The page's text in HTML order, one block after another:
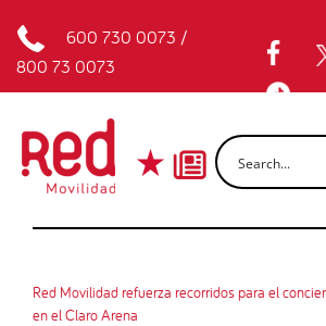
600 730 0073 /
800 73 0073
Red Movilidad refuerza recorridos para el
en el Claro Arena